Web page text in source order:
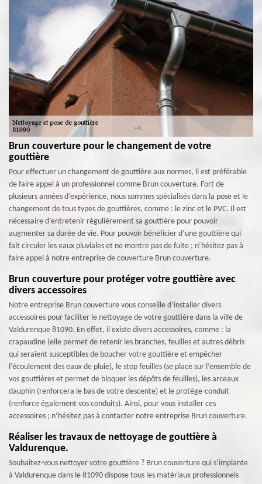
Brun couverture pour le changement de votre
gouttière
Pour effectuer un changement de gouttière aux normes, il est préférable
de faire appel à un professionnel comme Brun couverture. Fort de
plusieurs années d’expérience, nous sommes spécialisés dans la pose et le
changement de tous types de gouttières, comme : le zinc et le PVC. Il est
nécessaire d’entretenir régulièrement sa gouttière pour pouvoir
augmenter sa durée de vie. Pour pouvoir bénéficier d’une gouttière qui
fait circuler les eaux pluviales et ne montre pas de fuite ; n’hésitez pas à
faire appel à notre entreprise de couverture Brun couverture.
Brun couverture pour protéger votre gouttière avec
divers accessoires
Notre entreprise Brun couverture vous conseille d’installer divers
accessoires pour faciliter le nettoyage de votre gouttière dans la ville de
Valdurenque 81090. En effet, il existe divers accessoires, comme : la
crapaudine (elle permet de retenir les branches, feuilles et autres débris
qui seraient susceptibles de boucher votre gouttière et empêcher
l’écoulement des eaux de pluie), le stop feuilles (se place sur l’ensemble de
vos gouttières et permet de bloquer les dépôts de feuilles), les arceaux
dauphin (renforcera le bas de votre descente) et le protège-conduit
(renforce également vos conduits). Ainsi, pour vous installer ces
accessoires ; n’hésitez pas à contacter notre entreprise Brun couverture.
Réaliser les travaux de nettoyage de gouttière à
Valdurenque.
Souhaitez-vous nettoyer votre gouttière ? Brun couverture qui s’implante
à Valdurenque dans le 81090 dispose tous les matériaux professionnels